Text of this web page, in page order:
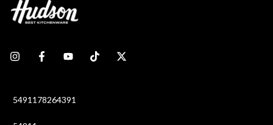
5491178264391